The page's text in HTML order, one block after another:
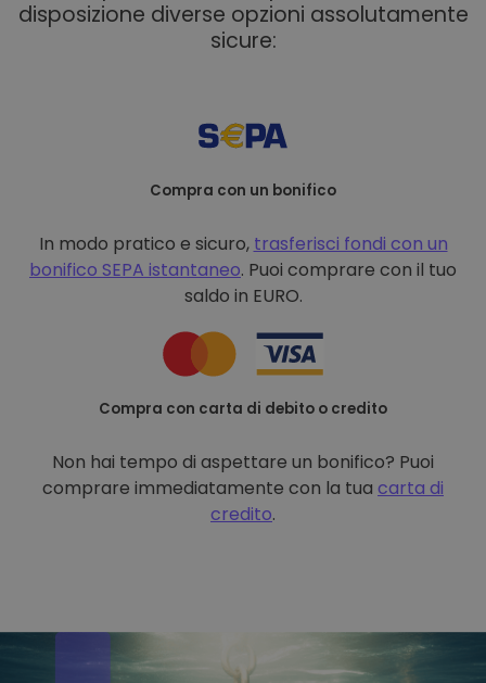
disposizione diverse opzioni assolutamente
sicure:
Compra con un bonifico
In modo pratico e sicuro, trasferisci fondi con un
bonifico SEPA istantaneo. Puoi comprare con il tuo
saldo in EURO.
Compra con carta di debito o credito
Non hai tempo di aspettare un bonifico? Puoi
comprare immediatamente con la tua carta di
credito.